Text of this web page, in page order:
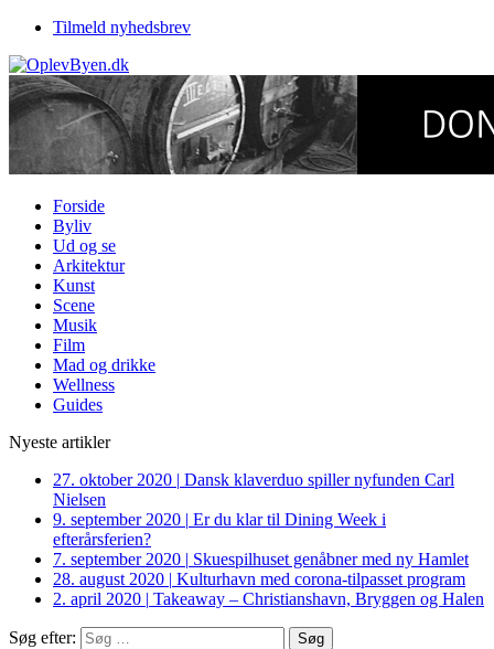
Tilmeld nyhedsbrev
Forside
Byliv
Ud og se
Arkitektur
Kunst
Scene
Musik
Film
Mad og drikke
Wellness
Guides
Nyeste artikler
27. oktober 2020 | Dansk klaverduo spiller nyfunden Carl
Nielsen
9. september 2020 | Er du klar til Dining Week i
efterårsferien?
7. september 2020 | Skuespilhuset genåbner med ny Hamlet
28. august 2020 | Kulturhavn med corona-tilpasset program
2. april 2020 | Takeaway – Christianshavn, Bryggen og Halen
Søg efter: